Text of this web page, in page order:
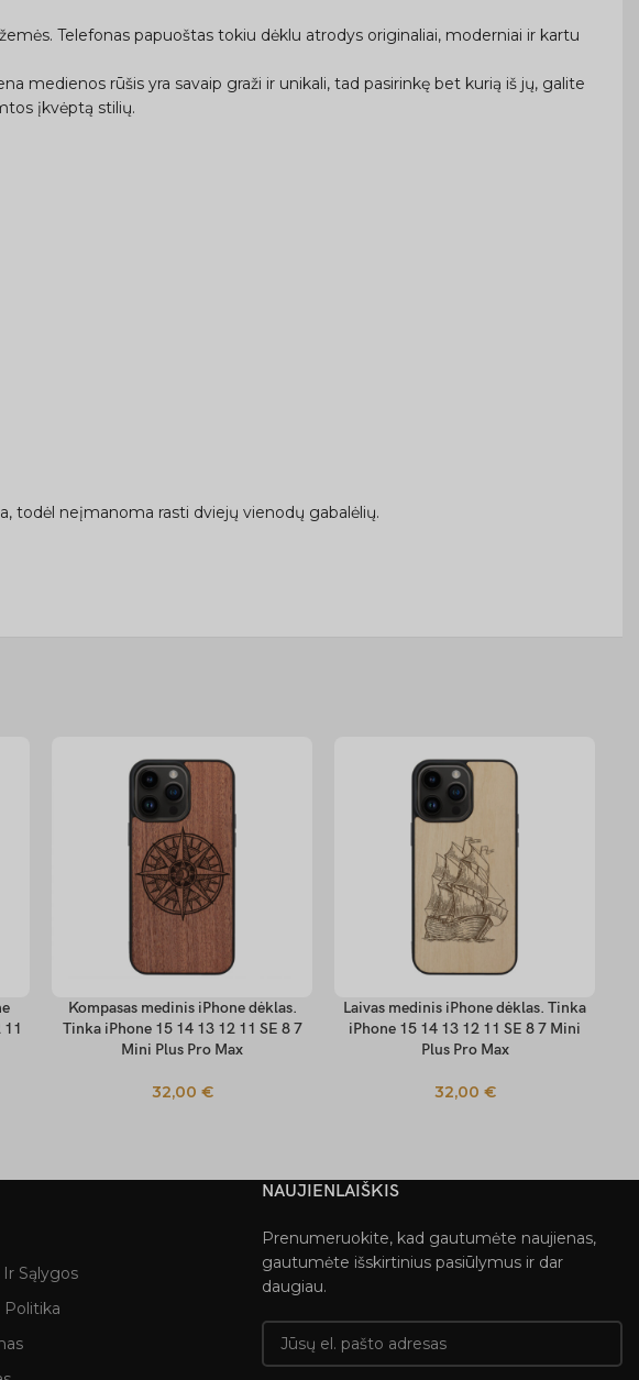
Telefonas papuoštas tokiu dėklu atrodys originaliai, moderniai ir kartu
medienos rūšis yra savaip graži ir unikali, tad pasirinkę bet kurią iš jų, galite
įkvėptą stilių.
todėl neįmanoma rasti dviejų vienodų gabalėlių.
11
PASIRINKTI SAVYBES
Kompasas medinis iPhone dėklas.
Tinka iPhone 15 14 13 12 11 SE 8 7
Mini Plus Pro Max
32,00 €
PASIRINKTI SAVYBES
Laivas medinis iPhone dėklas. Tinka
iPhone 15 14 13 12 11 SE 8 7 Mini
Plus Pro Max
32,00 €
Sąlygos
NAUJIENLAIŠKIS
Prenumeruokite, kad gautumėte naujienas,
gautumėte išskirtinius pasiūlymus ir dar
daugiau.